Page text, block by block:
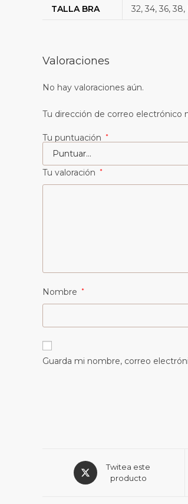
TALLA BRA
32, 34, 36,
Valoraciones
No hay valoraciones aún.
Tu dirección de correo electrónico
Tu puntuación *
Tu valoración *
Nombre *
Guarda mi nombre, correo
Twitea este
producto